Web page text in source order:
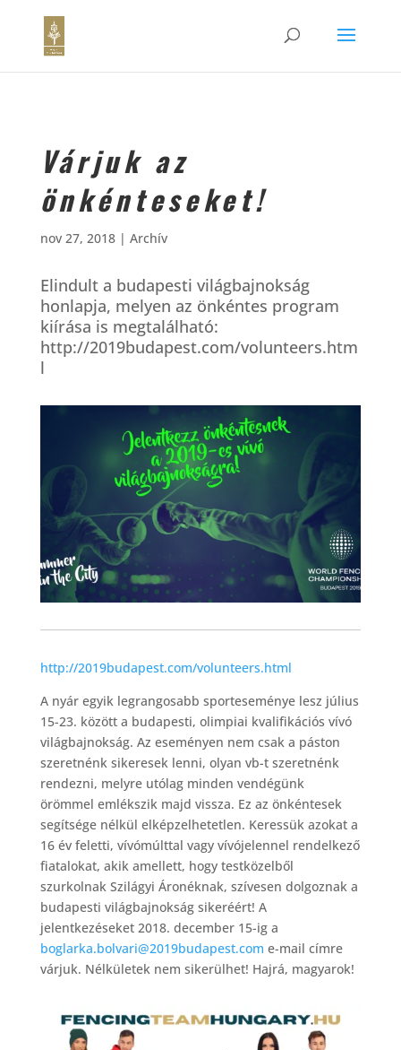
Várjuk az
önkénteseket!
nov 27, 2018| Archív
Elindult a budapesti világbajnokság
honlapja, melyen az önkéntes program
kiírása is megtalálható:
http://2019budapest.com/volunteers.htm
l
http://2019budapest.com/volunteers.html
A nyár egyik legrangosabb sporteseménye lesz július
15-23. között a budapesti, olimpiai kvalifikációs vívó
világbajnokság. Az eseményen nem csak a páston
szeretnénk sikeresek lenni, olyan vb-t szeretnénk
rendezni, melyre utólag minden vendégünk
örömmel emlékszik majd vissza. Ez az önkéntesek
segítsége nélkül elképzelhetetlen. Keressük azokat a
16 év feletti, vívómúlttal vagy vívójelennel rendelkező
fiatalokat, akik amellett, hogy testközelből
szurkolnak Szilágyi Áronéknak, szívesen dolgoznak a
budapesti világbajnokság sikeréért! A
jelentkezéseket 2018. december 15-ig a
boglarka.bolvari@2019budapest.com e-mail címre
várjuk. Nélkületek nem sikerülhet! Hajrá, magyarok!